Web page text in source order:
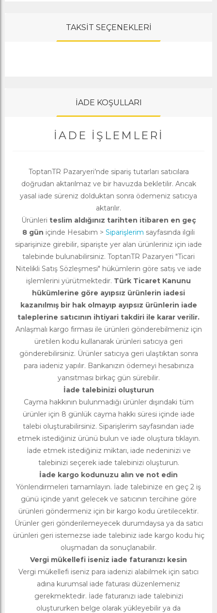
TAKSİT SEÇENEKLERİ
İADE KOŞULLARI
İADE İŞLEMLERI
ToptanTR Pazaryeri’nde sipariş tutarları satıcılara
doğrudan aktarılmaz ve bir havuzda bekletilir. Ancak
yasal iade süreniz dolduktan sonra ödemeniz satıcıya
aktarılır.
Ürünleri teslim aldığınız tarihten itibaren en geç
8 gün içinde Hesabım > Siparişlerim sayfasında ilgili
siparişinize girebilir, siparişte yer alan ürünleriniz için iade
talebinde bulunabilirsiniz. ToptanTR Pazaryeri "Ticari
Nitelikli Satış Sözleşmesi" hükümlerin göre satış ve iade
işlemlerini yürütmektedir. Türk Ticaret Kanunu
hükümlerine göre ayıpsız ürünlerin iadesi
kazanılmış bir hak olmayıp ayıpsız ürünlerin iade
taleplerine satıcının ihtiyari takdiri ile karar verilir.
Anlaşmalı kargo firması ile ürünleri gönderebilmeniz için
üretilen kodu kullanarak ürünleri satıcıya geri
gönderebilirsiniz. Ürünler satıcıya geri ulaştıktan sonra
para iadeniz yapılır. Bankanızın ödemeyi hesabınıza
yansıtması birkaç gün sürebilir.
İade talebinizi oluşturun
Cayma hakkının bulunmadığı ürünler dışındaki tüm
ürünler için 8 günlük cayma hakkı süresi içinde iade
talebi oluşturabilirsiniz. Siparişlerim sayfasından iade
etmek istediğiniz ürünü bulun ve iade oluştura tıklayın.
İade etmek istediğiniz miktarı, iade nedeninizi ve
talebinizi seçerek iade talebinizi oluşturun.
İade kargo kodunuzu alın ve not edin
Yönlendirmeleri tamamlayın. İade talebinize en geç 2 iş
günü içinde yanıt gelecek ve satıcının tercihine göre
ürünleri göndermeniz için bir kargo kodu üretilecektir.
Ürünler geri gönderilemeyecek durumdaysa ya da satıcı
ürünleri geri istemezse iade talebiniz iade kargo kodu hiç
oluşmadan da sonuçlanabilir.
Vergi mükellefi iseniz iade faturanızı kesin
Vergi mükellefi iseniz para iadenizi alabilmek için satıcı
adına kurumsal iade faturası düzenlemeniz
gerekmektedir. İade faturanızı iade talebinizi
oluştururken belge olarak yükleyebilir ya da